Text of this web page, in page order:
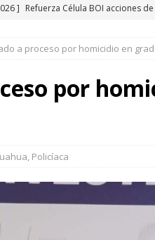
] Refuerza Célula BOI acciones
] Ejecutan a hombre dentro de su
]
Lo detienen con 40 dosis de
Destaca César Jáuregui la
a proceso por homicidio en
por
, Policíaca